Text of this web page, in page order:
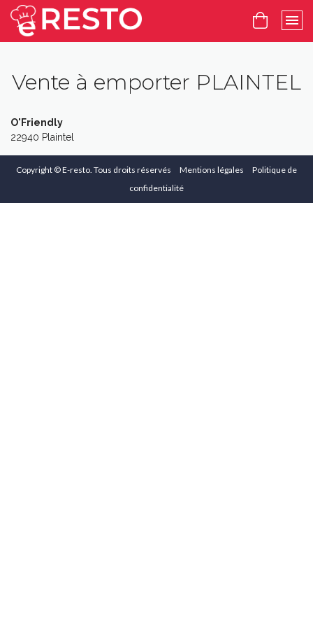
Vente à emporter PLAINTEL
O'Friendly
22940 Plaintel
Copyright ©E-resto. Tous droits réservés Mentions légales
Politique de
confidentialité